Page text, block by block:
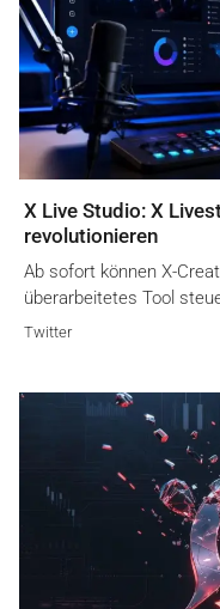
X Live Studio: X
revolutionieren
Ab sofort können X-
überarbeitetes Tool
Twitter